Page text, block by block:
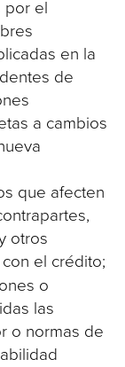
por el
en la
de
a cambios
que afecten
otros
el crédito;
o
las
o normas de